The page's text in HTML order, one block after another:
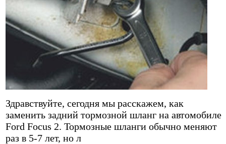
Здравствуйте, сегодня мы расскажем, как
заменить задний тормозной шланг на автомобиле
Ford Focus 2. Тормозные шланги обычно меняют
раз в 5-7 лет, но л